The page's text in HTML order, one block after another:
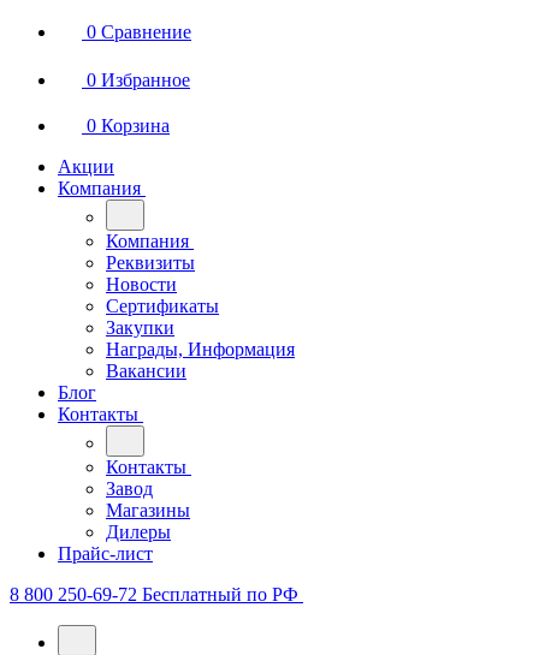
0 Сравнение
0 Избранное
0 Корзина
Акции
Компания
Компания
Реквизиты
Новости
Сертификаты
Закупки
Награды, Информация
Вакансии
Блог
Контакты
Контакты
Завод
Магазины
Дилеры
Прайс-лист
8 800 250-69-72 Бесплатный по РФ